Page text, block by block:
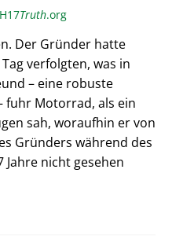
Truth.org
Der Gründer hatte
verfolgten, was in
– eine robuste
fuhr Motorrad, als ein
sah, woraufhin er von
Gründers während des
Jahre nicht gesehen